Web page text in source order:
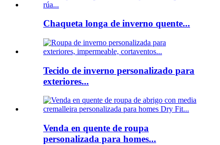
Chaqueta longa de inverno quente...
Tecido de inverno personalizado para
exteriores...
Venda en quente de roupa
personalizada para homes...